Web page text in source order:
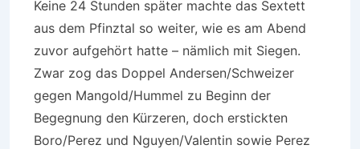
Keine 24 Stunden später machte das Sextett
aus dem Pfinztal so weiter, wie es am Abend
zuvor aufgehört hatte – nämlich mit Siegen.
Zwar zog das Doppel Andersen/Schweizer
gegen Mangold/Hummel zu Beginn der
Begegnung den Kürzeren, doch erstickten
Boro/Perez und Nguyen/Valentin sowie Perez